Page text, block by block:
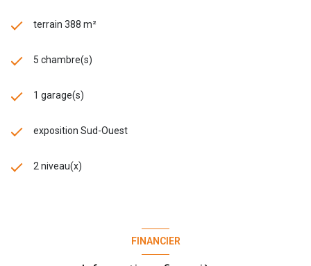
terrain 388 m²
5 chambre(s)
1 garage(s)
exposition Sud-Ouest
2 niveau(x)
FINANCIER